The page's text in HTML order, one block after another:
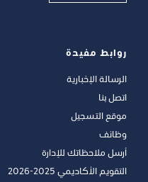
روابط مفيدة
الرسالة الإخبارية
اتصل بنا
موقع التسجيل
وظائف
أرسل ملاحظاتك للإدارة
التقويم الأكاديمي 2025-2026